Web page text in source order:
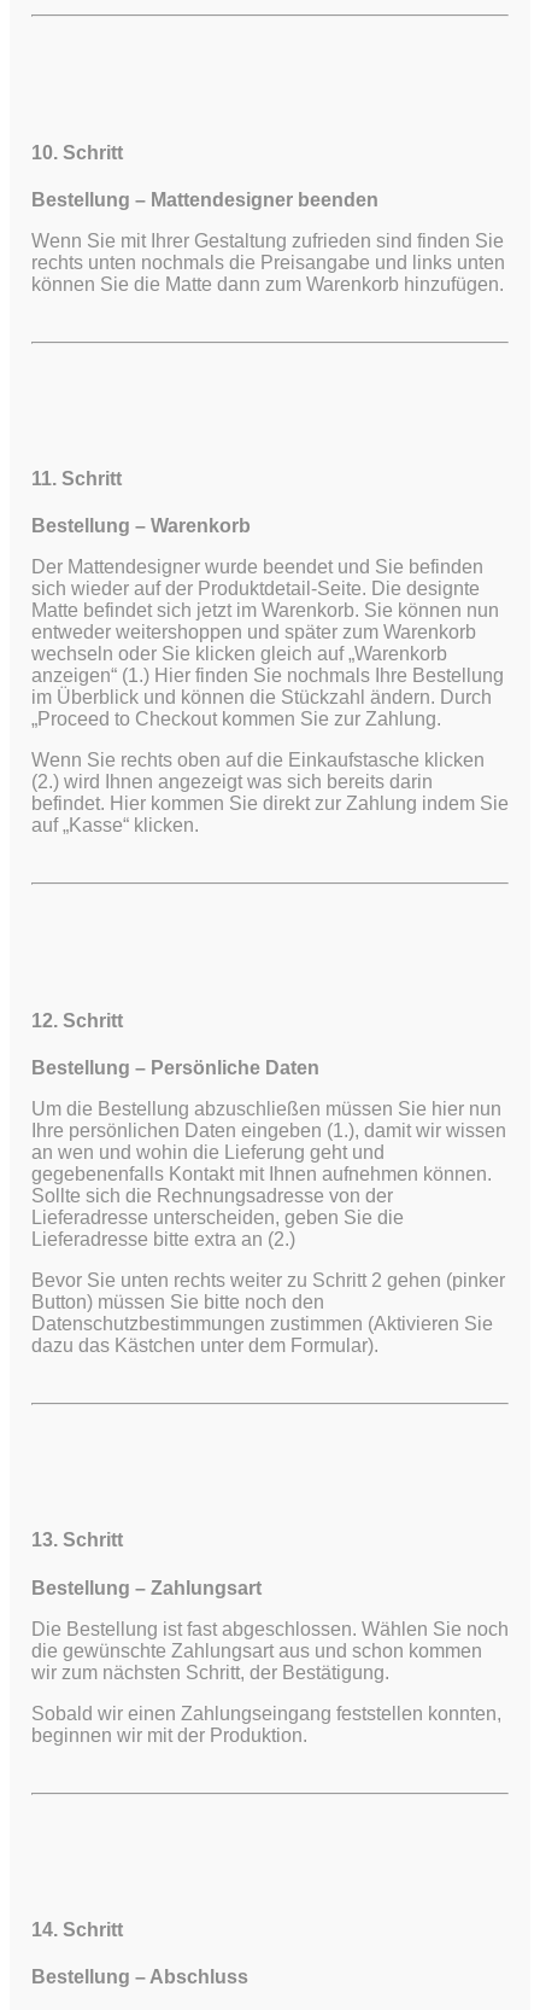
10. Schritt
Bestellung – Mattendesigner beenden
Wenn Sie mit Ihrer Gestaltung zufrieden sind finden Sie
rechts unten nochmals die Preisangabe und links unten
können Sie die Matte dann zum Warenkorb hinzufügen.
11. Schritt
Bestellung – Warenkorb
Der Mattendesigner wurde beendet und Sie befinden
sich wieder auf der Produktdetail-Seite. Die designte
Matte befindet sich jetzt im Warenkorb. Sie können nun
entweder weitershoppen und später zum Warenkorb
wechseln oder Sie klicken gleich auf „Warenkorb
anzeigen“ (1.) Hier finden Sie nochmals Ihre Bestellung
im Überblick und können die Stückzahl ändern. Durch
„Proceed to Checkout kommen Sie zur Zahlung.
Wenn Sie rechts oben auf die Einkaufstasche klicken
(2.) wird Ihnen angezeigt was sich bereits darin
befindet. Hier kommen Sie direkt zur Zahlung indem Sie
auf „Kasse“ klicken.
12. Schritt
Bestellung – Persönliche Daten
Um die Bestellung abzuschließen müssen Sie hier nun
Ihre persönlichen Daten eingeben (1.), damit wir wissen
an wen und wohin die Lieferung geht und
gegebenenfalls Kontakt mit Ihnen aufnehmen können.
Sollte sich die Rechnungsadresse von der
Lieferadresse unterscheiden, geben Sie die
Lieferadresse bitte extra an (2.)
Bevor Sie unten rechts weiter zu Schritt 2 gehen (pinker
Button) müssen Sie bitte noch den
Datenschutzbestimmungen zustimmen (Aktivieren Sie
dazu das Kästchen unter dem Formular).
13. Schritt
Bestellung – Zahlungsart
Die Bestellung ist fast abgeschlossen. Wählen Sie noch
die gewünschte Zahlungsart aus und schon kommen
wir zum nächsten Schritt, der Bestätigung.
Sobald wir einen Zahlungseingang feststellen konnten,
beginnen wir mit der Produktion.
14. Schritt
Bestellung – Abschluss